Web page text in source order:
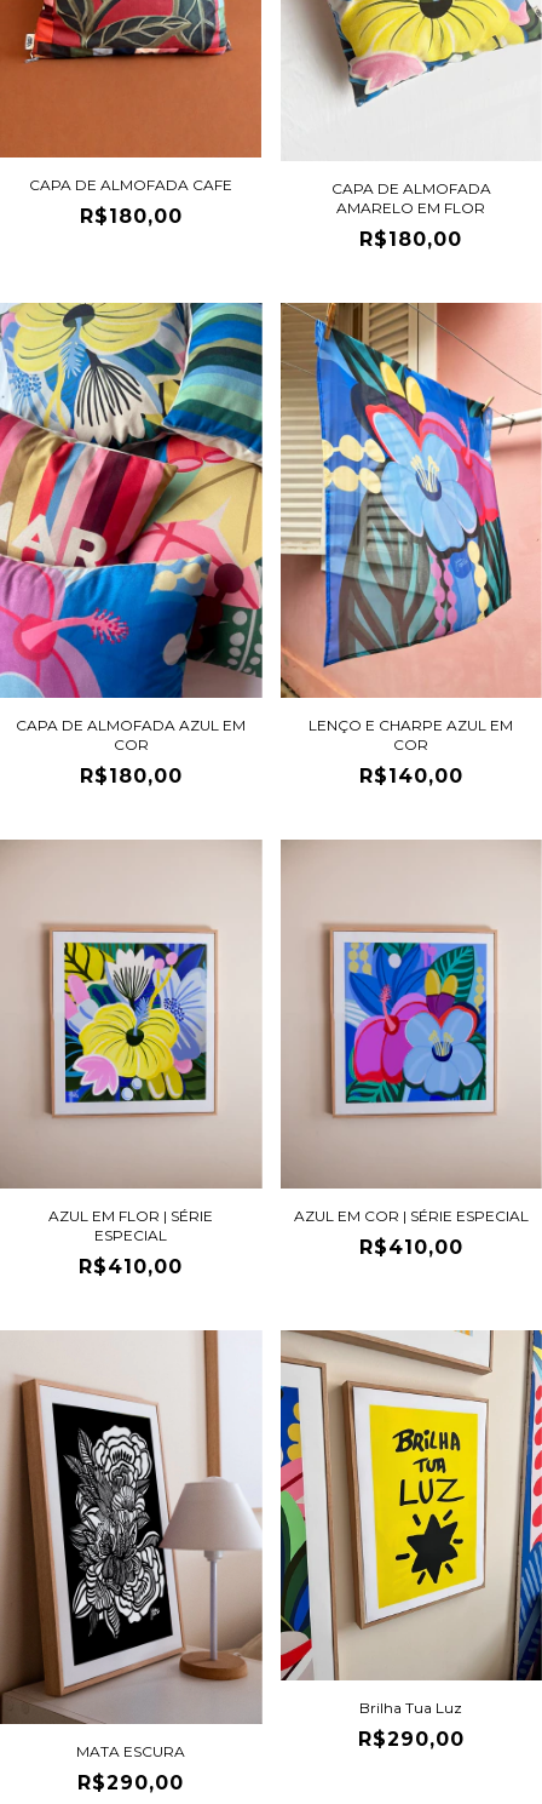
CAPA DE ALMOFADA CAFE
R$180,00
CAPA DE ALMOFADA
AMARELO EM FLOR
R$180,00
CAPA DE ALMOFADA AZUL EM
COR
R$180,00
LENÇO E CHARPE AZUL EM
COR
R$140,00
AZUL EM FLOR | SÉRIE
ESPECIAL
R$410,00
AZUL EM COR | SÉRIE ESPECIAL
R$410,00
MATA ESCURA
R$290,00
Brilha Tua Luz
R$290,00